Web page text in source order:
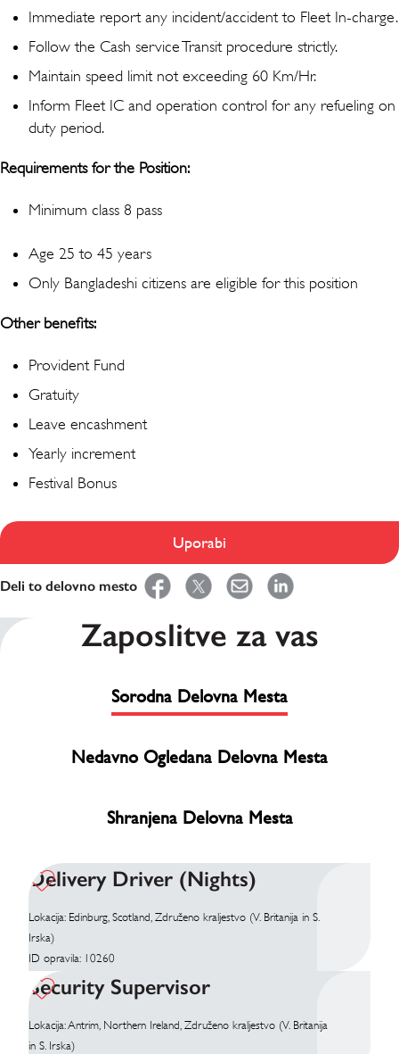
Immediate report any incident/accident to Fleet In-charge.
Follow the Cash service Transit procedure strictly.
Maintain speed limit not exceeding 60 Km/Hr.
Inform Fleet IC and operation control for any refueling on
duty period.
Requirements for the Position:
Minimum class 8 pass
Age 25 to 45 years
Only Bangladeshi citizens are eligible for this position
Other benefits:
Provident Fund
Gratuity
Leave encashment
Yearly increment
Festival Bonus
Uporabi
Deli to delovno mesto
Zaposlitve za vas
Sorodna Delovna Mesta
Nedavno Ogledana Delovna Mesta
Shranjena Delovna Mesta
Delivery Driver (Nights)
Lokacija: Edinburg, Scotland, Združeno kraljestvo (V. Britanija in S.
Irska)
ID opravila: 10260
Security Supervisor
Lokacija: Antrim, Northern Ireland, Združeno kraljestvo (V. Britanija
in S. Irska)